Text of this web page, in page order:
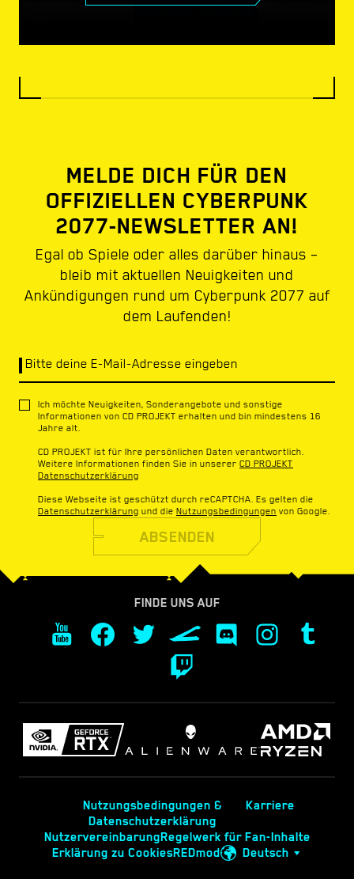
MELDE DICH FÜR DEN
OFFIZIELLEN CYBERPUNK
2077-NEWSLETTER AN!
Egal ob Spiele oder alles darüber hinaus –
bleib mit aktuellen Neuigkeiten und
Ankündigungen rund um Cyberpunk 2077 auf
dem Laufenden!
Bitte deine E-Mail-Adresse eingeben
Ich möchte Neuigkeiten, Sonderangebote und sonstige
Informationen von CD PROJEKT erhalten und bin mindestens 16
Jahre alt.
CD PROJEKT ist für Ihre persönlichen Daten verantwortlich.
Weitere Informationen finden Sie in unserer CD PROJEKT
Datenschutzerklärung
Diese Webseite ist geschützt durch reCAPTCHA. Es gelten die
Datenschutzerklärung und die Nutzungsbedingungen von Google.
ABSENDEN
FINDE UNS AUF
Nutzungsbedingungen &
Datenschutzerklärung
Karriere
NutzervereinbarungRegelwerk für Fan-Inhalte
Erklärung zu CookiesREDmod Deutsch